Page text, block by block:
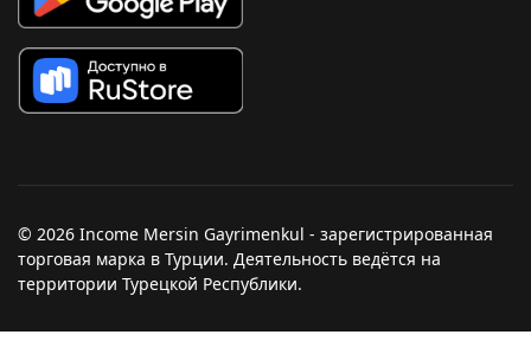
© 2026 Income Mersin Gayrimenkul - зарегистрированная
торговая марка в Турции. Деятельность ведётся на
территории Турецкой Республики.